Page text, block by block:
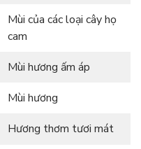
Mùi của các loại cây họ
cam
Mùi hương ấm áp
Mùi hương
Hương thơm tươi mát